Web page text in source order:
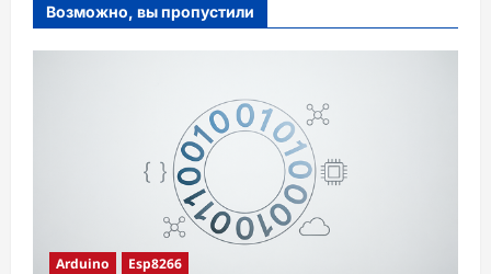
Возможно, вы пропустили
Arduino Esp8266